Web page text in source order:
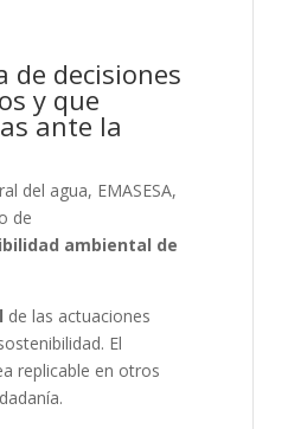
decisiones
y que
ante la
del agua, EMASESA,
de
ambiental de
de las actuaciones
El
replicable en otros